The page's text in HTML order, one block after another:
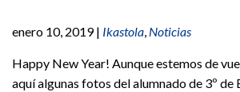
enero 10, 2019| Ikastola, Noticias
Happy New Year! Aunque estemos de
aquí algunas fotos del alumnado de 3º de